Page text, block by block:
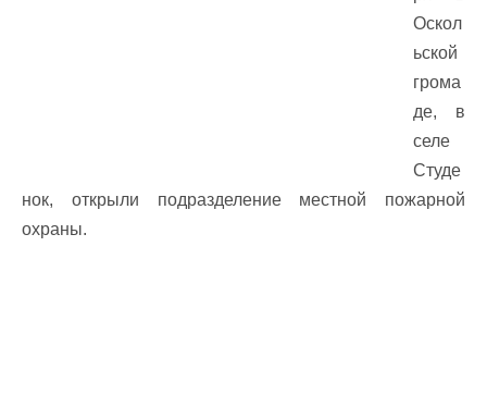
Оскол
ьской
грома
де, в
селе
Студе
нок, открыли подразделение местной пожарной
охраны.